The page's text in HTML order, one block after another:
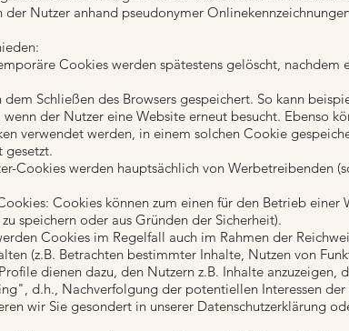
Nutzer anhand pseudonymer
Cookies werden spätestens gelöscht,
Schließen des Browsers gespeichert. So kann
der Nutzer eine Website erneut besucht. Ebenso
verwendet werden, in einem solchen Cookie
gesetzt.
Cookies werden hauptsächlich von Werbetreibenden
Cookies können zum einen für den Betrieb einer
speichern oder aus Gründen der Sicherheit).
Cookies im Regelfall auch im Rahmen der
(z.B. Betrachten bestimmter Inhalte, Nutzen von
dienen dazu, den Nutzern z.B. Inhalte anzuzeigen,
d.h., Nachverfolgung der potentiellen Interessen
wir Sie gesondert in unserer Datenschutzerklärung